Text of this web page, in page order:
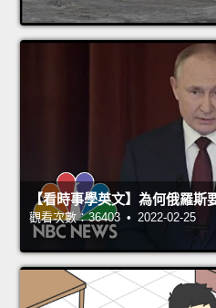
【看時事學英文】為何俄羅斯
觀看次數：36403 • 2022-02-25